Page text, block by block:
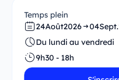
Temps plein
24Août2026 04Sept.
Du lundi au vendredi
9h30 - 18h